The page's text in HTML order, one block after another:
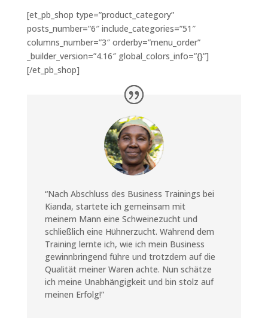
[et_pb_shop type=”product_category”
posts_number=”6″ include_categories=”51″
columns_number=”3″ orderby=”menu_order”
_builder_version=”4.16″ global_colors_info=”{}”]
[/et_pb_shop]
“Nach Abschluss des Business Trainings bei
Kianda, startete ich gemeinsam mit
meinem Mann eine Schweinezucht und
schließlich eine Hühnerzucht. Während dem
Training lernte ich, wie ich mein Business
gewinnbringend führe und trotzdem auf die
Qualität meiner Waren achte. Nun schätze
ich meine Unabhängigkeit und bin stolz auf
meinen Erfolg!”